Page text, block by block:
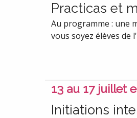
Practicas et
Au programme : une
vous soyez élèves de
13 au 17 juillet
Initiations